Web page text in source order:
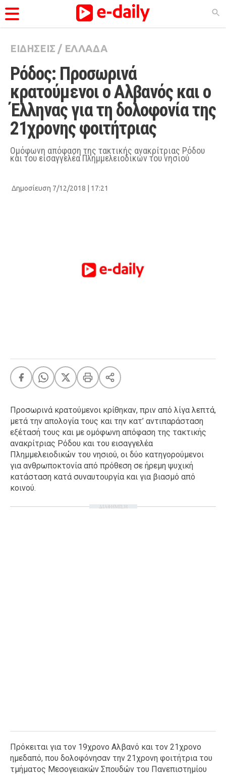
ΚΑΤΗΓΟΡΊΕΣ
Ειδήσεις
Θέματα
Videos
Podcasts
Viral
City Guide
A-List LGBTQI+
Xmas
LIFE
Food
Body+Mind
Ταξίδια
Style
Σπίτι
Family
ΕΙΔΗΣΕΙΣ / ΕΛΛΑΔΑ
Ρόδος: Προσωρινά
κρατούμενοι ο Αλβανός και ο
Έλληνας για τη δολοφονία της
21χρονης φοιτήτριας
Ομόφωνη απόφαση της τακτικής ανακρίτριας Ρόδου
και του εισαγγελέα Πλημμελειοδικών του νησιού
Δημοσίευση 7/12/2018 | 17:21
Προσωρινά κρατούμενοι κρίθηκαν, πριν από λίγα λεπτά,
μετά την απολογία τους και την κατ’ αντιπαράσταση
εξέτασή τους και με ομόφωνη απόφαση της τακτικής
ανακρίτριας Ρόδου και του εισαγγελέα
Πλημμελειοδικών του νησιού, οι δύο κατηγορούμενοι
για ανθρωποκτονία από πρόθεση σε ήρεμη ψυχική
κατάσταση κατά συναυτουργία και για βιασμό από
κοινού.
ΔΙΑΦΗΜΙΣΗ
Πρόκειται για τον 19χρονο Αλβανό και τον 21χρονο
ημεδαπό, που δολοφόνησαν την 21χρονη φοιτήτρια του
τμήματος Μεσογειακών Σπουδών του Πανεπιστημίου